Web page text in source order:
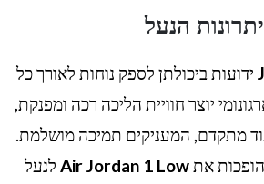
יתרונות הנעל
ידועות ביכולתן לספק נוחות לאורך כל
יוצר חוויית הליכה רכה ומפנקת,
מתקדם, המעניקים תמיכה מושלמת.
אתAir Jordan 1 Low לנעל